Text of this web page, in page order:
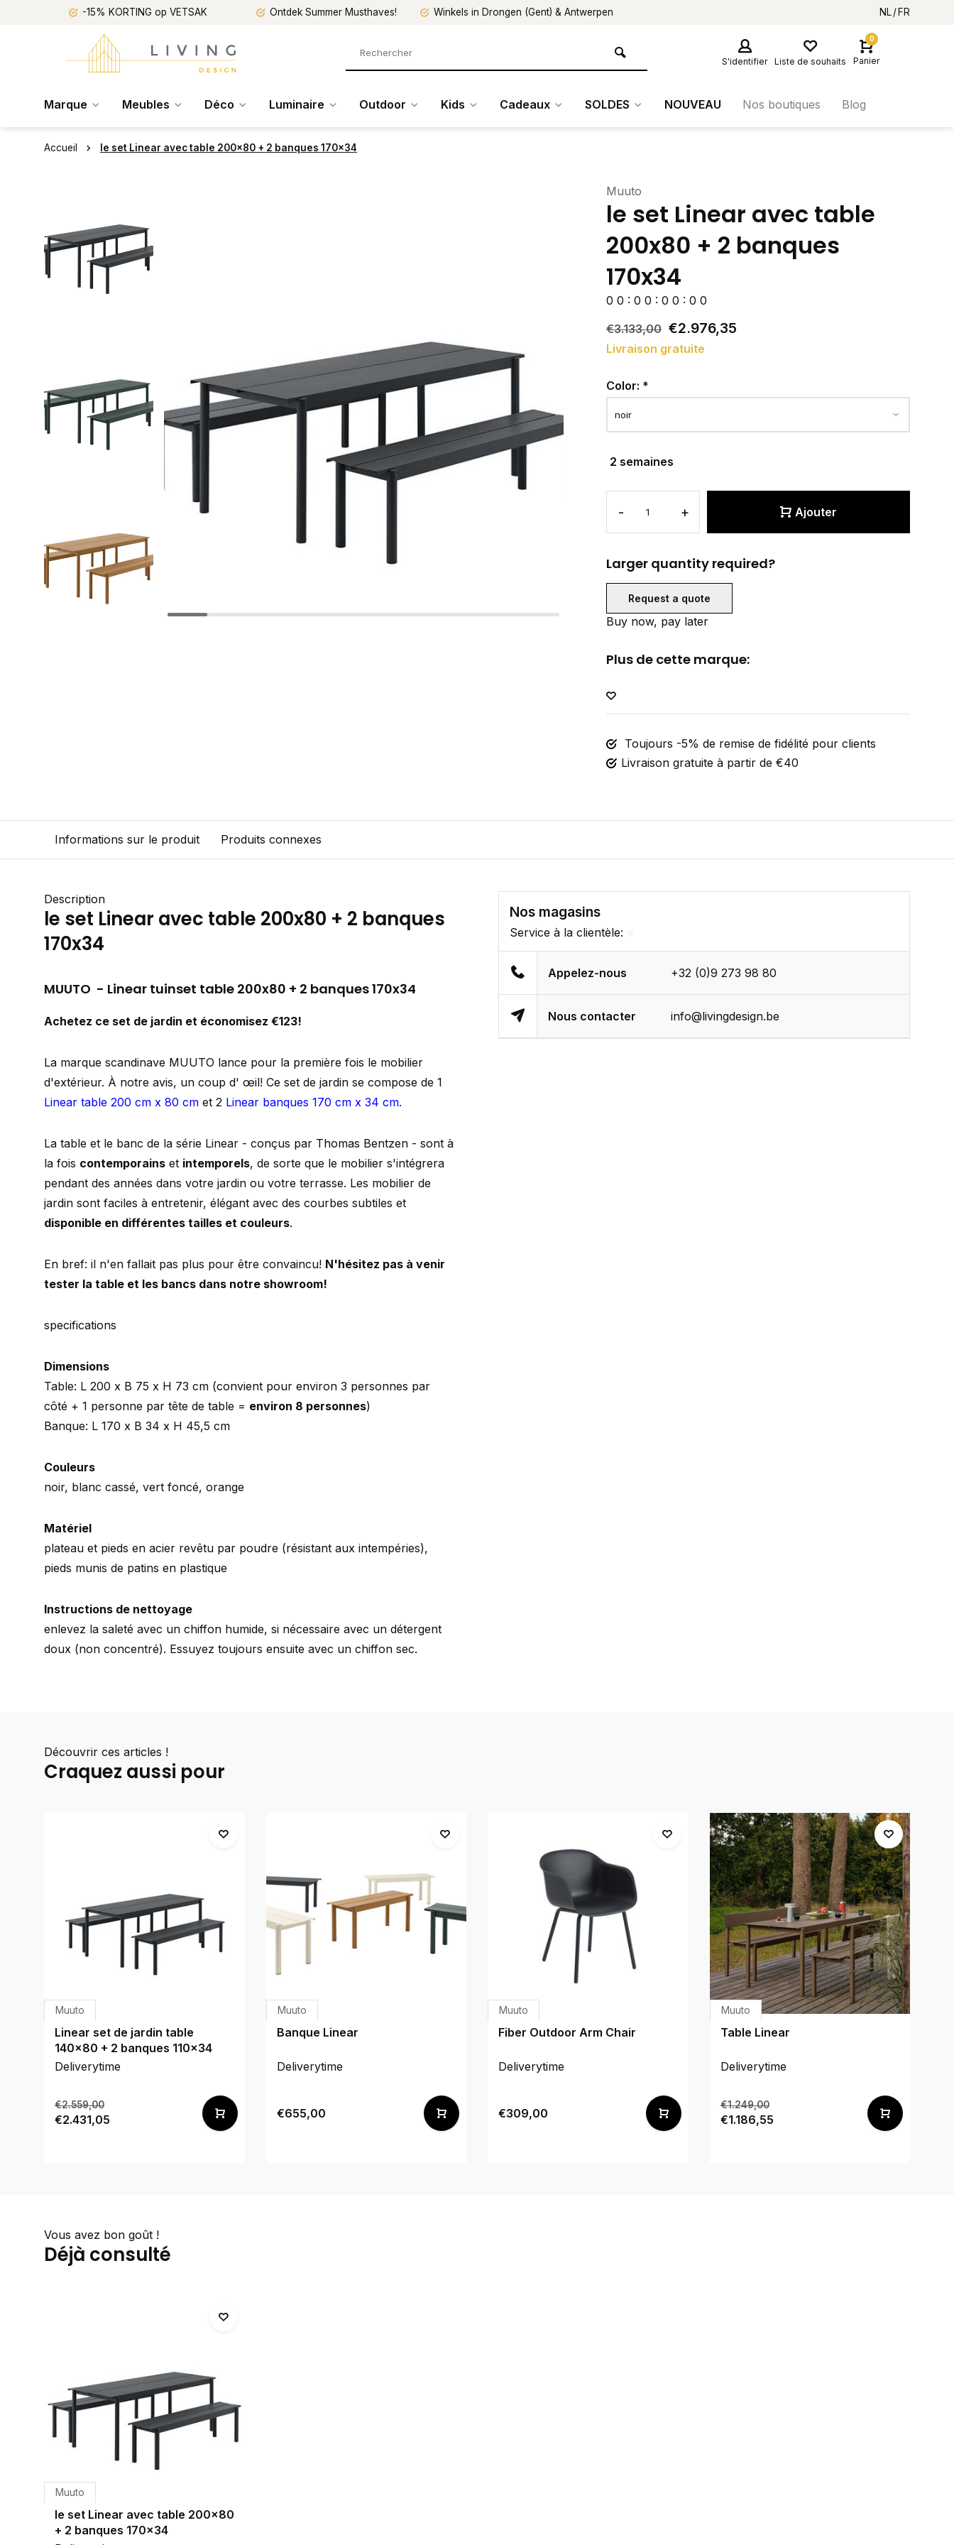
-15% KORTING op VETSAK Ontdek Summer Musthaves! Winkels in Drongen (Gent) & Antwerpen NL FR
S'identifier Liste de souhaits
0
Panier
Marque Meubles Déco Luminaire Outdoor Kids Cadeaux SOLDES NOUVEAU Nos boutiques Blog
Accueil le set Linear avec table 200x80 + 2 banques 170x34
Muuto
le set Linear avec table
200x80 + 2 banques
170x34
0 0 : 0 0 : 0 0 : 0 0
€3.133,00 €2.976,35
Livraison gratuite
Color: *
2 semaines
- + Ajouter
Larger quantity required?
Request a quote
Buy now, pay later
Plus de cette marque:
Toujours -5% de remise de fidélité pour clients
Livraison gratuite à partir de €40
Informations sur le produit Produits connexes
Description
le set Linear avec table 200x80 + 2 banques
170x34
MUUTO - Linear tuinset table 200x80 + 2 banques 170x34
Achetez ce set de jardin et économisez €123!
La marque scandinave MUUTO lance pour la première fois le mobilier
d'extérieur. À notre avis, un coup d' œil! Ce set de jardin se compose de 1
Linear table 200 cm x 80 cm et 2 Linear banques 170 cm x 34 cm.
La table et le banc de la série Linear - conçus par Thomas Bentzen - sont à
la fois contemporains et intemporels, de sorte que le mobilier s'intégrera
pendant des années dans votre jardin ou votre terrasse. Les mobilier de
jardin sont faciles à entretenir, élégant avec des courbes subtiles et
disponible en différentes tailles et couleurs.
En bref: il n'en fallait pas plus pour être convaincu! N'hésitez pas à venir
tester la table et les bancs dans notre showroom!
specifications
Dimensions
Table: L 200 x B 75 x H 73 cm (convient pour environ 3 personnes par
côté + 1 personne par tête de table = environ 8 personnes)
Banque: L 170 x B 34 x H 45,5 cm
Couleurs
noir, blanc cassé, vert foncé, orange
Matériel
plateau et pieds en acier revêtu par poudre (résistant aux intempéries),
pieds munis de patins en plastique
Instructions de nettoyage
enlevez la saleté avec un chiffon humide, si nécessaire avec un détergent
doux (non concentré). Essuyez toujours ensuite avec un chiffon sec.
Nos magasins
Service à la clientèle:
Appelez-nous +32 (0)9 273 98 80
Nous contacter info@livingdesign.be
Découvrir ces articles !
Craquez aussi pour
Muuto
Linear set de jardin table
140x80 + 2 banques 110x34
Deliverytime
€2.559,00
€2.431,05
Muuto
Banque Linear
Deliverytime
€655,00
Muuto
Fiber Outdoor Arm Chair
Deliverytime
€309,00
Muuto
Table Linear
Deliverytime
€1.249,00
€1.186,55
Vous avez bon goût !
Déjà consulté
Muuto
le set Linear avec table 200x80
+ 2 banques 170x34